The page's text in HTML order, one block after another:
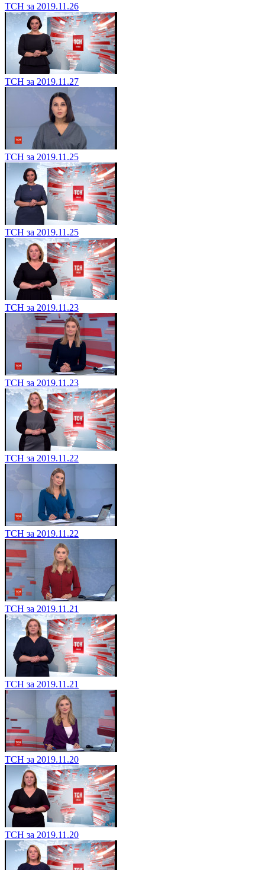
ТСН за 2019.11.26
ТСН за 2019.11.27
ТСН за 2019.11.25
ТСН за 2019.11.25
ТСН за 2019.11.23
ТСН за 2019.11.23
ТСН за 2019.11.22
ТСН за 2019.11.22
ТСН за 2019.11.21
ТСН за 2019.11.21
ТСН за 2019.11.20
ТСН за 2019.11.20